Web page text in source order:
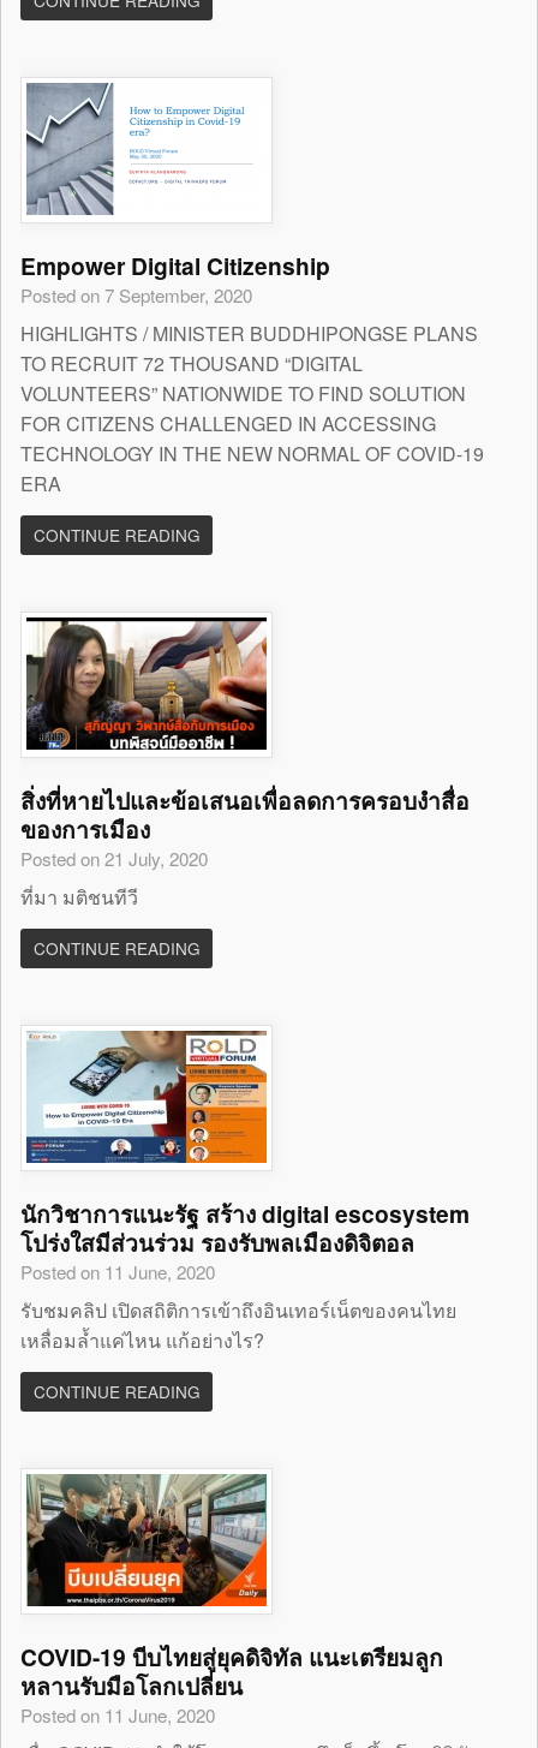
Empower Digital Citizenship
Posted on 7 September, 2020
HIGHLIGHTS / MINISTER BUDDHIPONGSE PLANS
TO RECRUIT 72 THOUSAND “DIGITAL
VOLUNTEERS” NATIONWIDE TO FIND SOLUTION
FOR CITIZENS CHALLENGED IN ACCESSING
TECHNOLOGY IN THE NEW NORMAL OF COVID-19
ERA
CONTINUE READING
สิ่งที่หายไปและข้อเสนอเพื่อลดการครอบงำสื่อ
ของการเมือง
Posted on 21 July, 2020
ที่มา มติชนทีวี
CONTINUE READING
นักวิชาการแนะรัฐ สร้าง digital escosystem
โปร่งใสมีส่วนร่วม รองรับพลเมืองดิจิตอล
Posted on 11 June, 2020
รับชมคลิป เปิดสถิติการเข้าถึงอินเทอร์เน็ตของคนไทย
เหลื่อมล้ำแค่ไหน แก้อย่างไร?
CONTINUE READING
COVID-19 บีบไทยสู่ยุคดิจิทัล แนะเตรียมลูก
หลานรับมือโลกเปลี่ยน
Posted on 11 June, 2020